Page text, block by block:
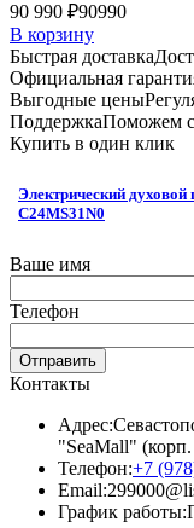
90 990 ₽90990
В корзину
Быстрая доставка
Официальная
Выгодные цены
ПоддержкаПоможем
Купить в один клик
Электрический
C24MS31N0
Ваше имя
Телефон
Отправить
Контакты
Адрес:
"SeaMall"
Телефон:+7
Email:
График работы: